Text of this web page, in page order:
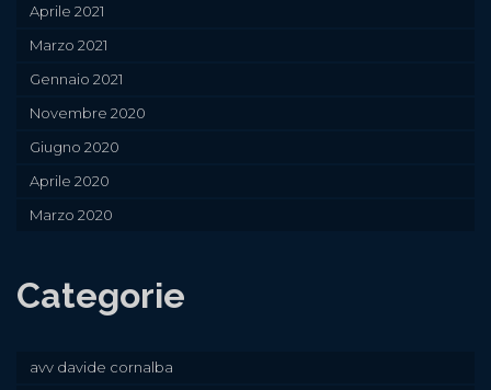
Aprile 2021
Marzo 2021
Gennaio 2021
Novembre 2020
Giugno 2020
Aprile 2020
Marzo 2020
Categorie
avv davide cornalba